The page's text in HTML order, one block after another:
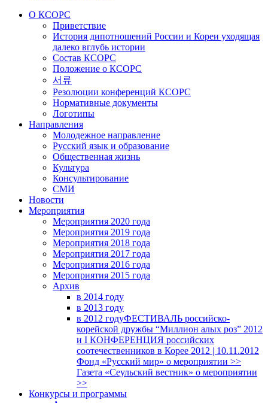
О КСОРС
Приветствие
История дипотношений России и Кореи уходящая
далеко вглубь истории
Состав КСОРС
Положение о КСОРС
서류
Резолюции конференций КСОРС
Нормативные документы
Логотипы
Направления
Молодежное направление
Русский язык и образование
Общественная жизнь
Культура
Консультирование
СМИ
Новости
Мероприятия
Мероприятия 2020 года
Мероприятия 2019 года
Мероприятия 2018 годa
Мероприятия 2017 года
Мероприятия 2016 года
Мероприятия 2015 года
Архив
в 2014 году
в 2013 году
в 2012 годуФЕСТИВАЛЬ российско-
корейской дружбы “Миллион алых роз” 2012
и I КОНФЕРЕНЦИЯ российских
соотечественников в Корее 2012 | 10.11.2012
Фонд «Русский мир» о мероприятии >>
Газета «Сеульский вестник» о мероприятии
>>
Конкурсы и программы